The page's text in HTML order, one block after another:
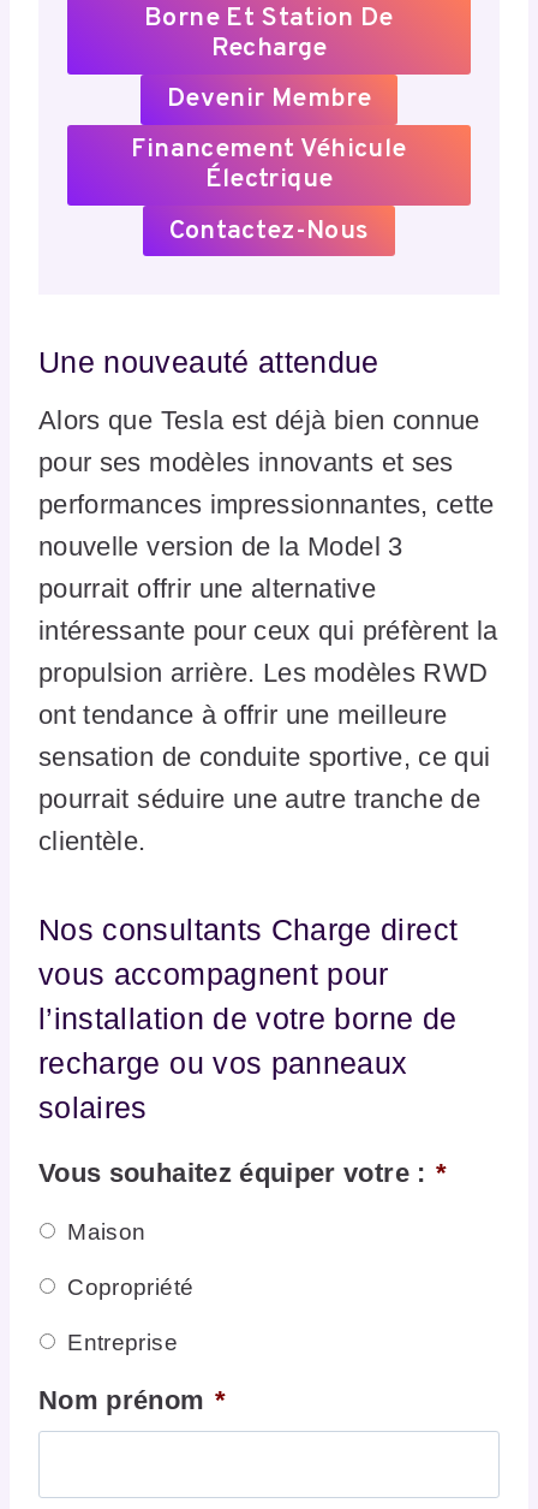
Borne Et Station De
Recharge
Devenir Membre
Financement Véhicule
Électrique
Contactez-Nous
Une nouveauté attendue
Alors que Tesla est déjà bien connue
pour ses modèles innovants et ses
performances impressionnantes, cette
nouvelle version de la Model 3
pourrait offrir une alternative
intéressante pour ceux qui préfèrent la
propulsion arrière. Les modèles RWD
ont tendance à offrir une meilleure
sensation de conduite sportive, ce qui
pourrait séduire une autre tranche de
clientèle.
Nos consultants Charge direct
vous accompagnent pour
l’installation de votre borne de
recharge ou vos panneaux
solaires
Vous souhaitez équiper votre : *
Maison
Copropriété
Entreprise
Nom prénom *